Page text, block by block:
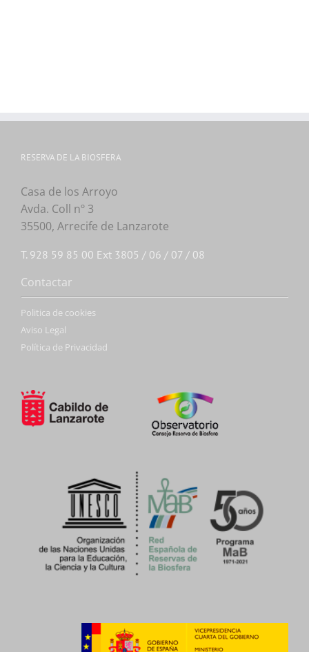
RESERVA DE LA BIOSFERA
Casa de los Arroyo
Avda. Coll nº 3
35500, Arrecife de Lanzarote
T. 928 59 85 00 Ext 3805 / 06 / 07 / 08
Contactar
Politica de cookies
Aviso Legal
Política de Privacidad